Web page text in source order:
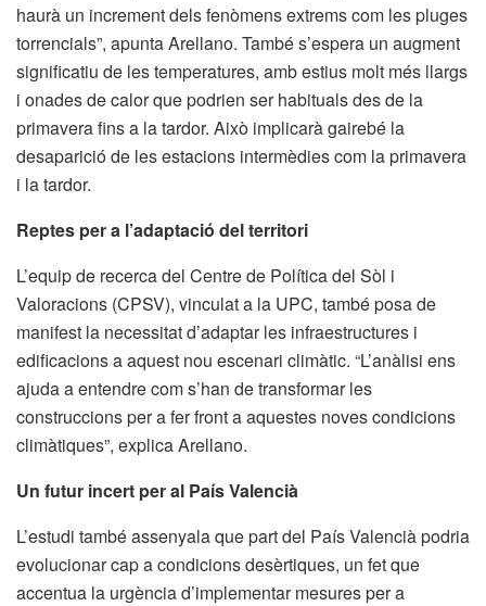
haurà un increment dels fenòmens extrems com les pluges
torrencials”, apunta Arellano. També s’espera un augment
significatiu de les temperatures, amb estius molt més llargs
i onades de calor que podrien ser habituals des de la
primavera fins a la tardor. Això implicarà gairebé la
desaparició de les estacions intermèdies com la primavera
i la tardor.
Reptes per a l’adaptació del territori
L’equip de recerca del Centre de Política del Sòl i
Valoracions (CPSV), vinculat a la UPC, també posa de
manifest la necessitat d’adaptar les infraestructures i
edificacions a aquest nou escenari climàtic. “L’anàlisi ens
ajuda a entendre com s’han de transformar les
construccions per a fer front a aquestes noves condicions
climàtiques”, explica Arellano.
Un futur incert per al País Valencià
L’estudi també assenyala que part del País Valencià podria
evolucionar cap a condicions desèrtiques, un fet que
accentua la urgència d’implementar mesures per a